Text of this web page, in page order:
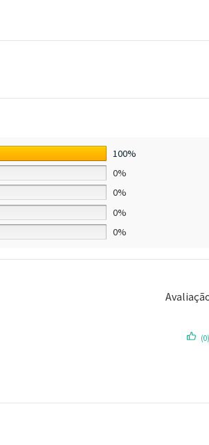
100%
0%
0%
0%
0%
(0)